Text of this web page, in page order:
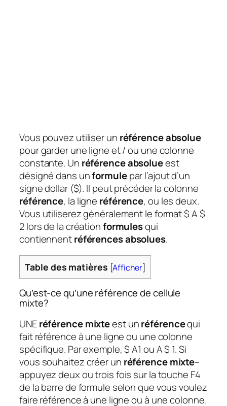
Vous pouvez utiliser un référence absolue
pour garder une ligne et / ou une colonne
constante. Un référence absolueest
désigné dans unformulepar l’ajout d’un
signe dollar ($). Il peut précéder la colonne
référence, la ligne référence, ou les deux.
Vous utiliserez généralement le format $ A $
2 lors de la créationformulesqui
contiennentréférences absolues.
Table des matières [Afficher]
Qu’est-ce qu’une référence de cellule
mixte?
UNEréférence mixteest unréférencequi
fait référence à une ligne ou une colonne
spécifique. Par exemple, $ A1 ou A $ 1. Si
vous souhaitez créer un référence mixte–
appuyez deux ou trois fois sur la touche F4
de la barre de formule selon que vous voulez
faire référence à une ligne ou à une colonne.